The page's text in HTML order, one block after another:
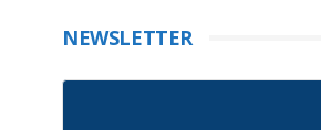
NEWSLETTER